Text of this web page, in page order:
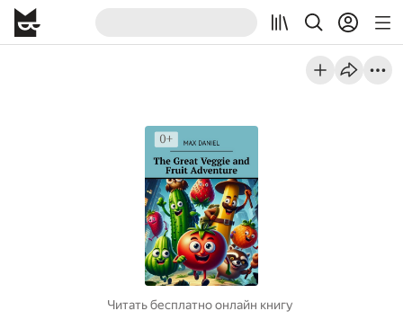
Читать бесплатно онлайн книгу